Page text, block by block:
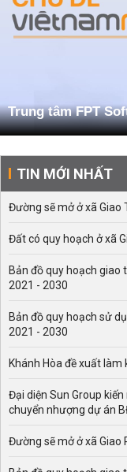
Trung tâm FPT
TIN MỚI NHẤT
Đường sẽ mở ở xã Giao
Đất có quy hoạch ở xã
Bản đồ quy hoạch giao
2021 - 2030
Bản đồ quy hoạch sử
2021 - 2030
Khánh Hòa đề xuất
Đại diện Sun Group
chuyển nhượng dự án
Đường sẽ mở ở xã Giao